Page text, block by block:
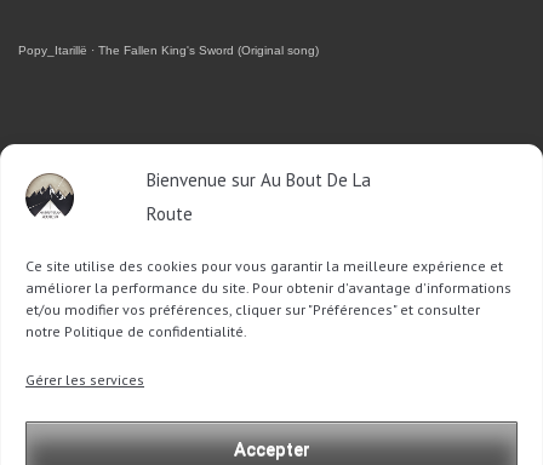
Bienvenue sur Au Bout De La
Route
Ce site utilise des cookies pour vous garantir la meilleure expérience et
améliorer la performance du site. Pour obtenir d'avantage d'informations
et/ou modifier vos préférences, cliquer sur "Préférences" et consulter
notre Politique de confidentialité.
Gérer les services
Accepter
Popy_Itarillë · The Fallen King's Sword (Original song)
RETROUVEZ-MOI SUR FACEBOOK
OU SUR TWITTER
Follow @Sophie_ABDLRTweet to @Sophie_ABDLR
: